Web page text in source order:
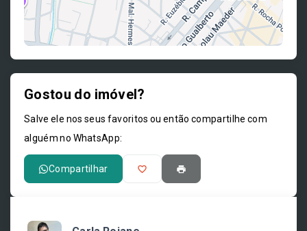
Gostou do imóvel?
Salve ele nos seus favoritos ou então compartilhe com
alguém no WhatsApp:
Compartilhar